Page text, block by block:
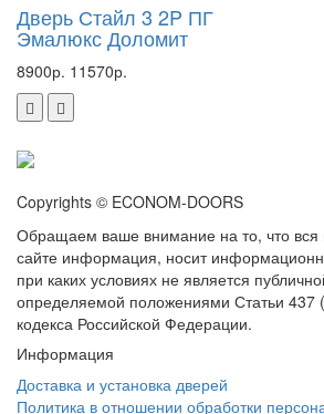
Дверь Стайл 3 2P ПГ
Эмалюкс Доломит
8900р. 11570р.
Copyrights © ECONOM-DOORS
Обращаем ваше внимание на то, что вся
сайте информация, носит
при каких условиях не является
определяемой положениями Статьи 437
кодекса Российской Федерации.
Информация
Доставка и установка дверей
Политика в отношении обработки